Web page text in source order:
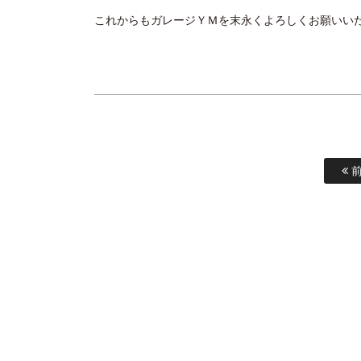
これからもガレージＹＭを末永くよろしくお願いい